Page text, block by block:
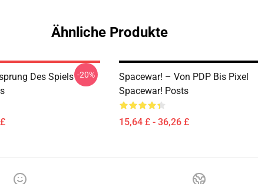
Ähnliche Produkte
Des Spiels -20%
Spacewar! – Von PDP Bis Pixel
Spacewar! Posts
15,64 £ - 36,26 £